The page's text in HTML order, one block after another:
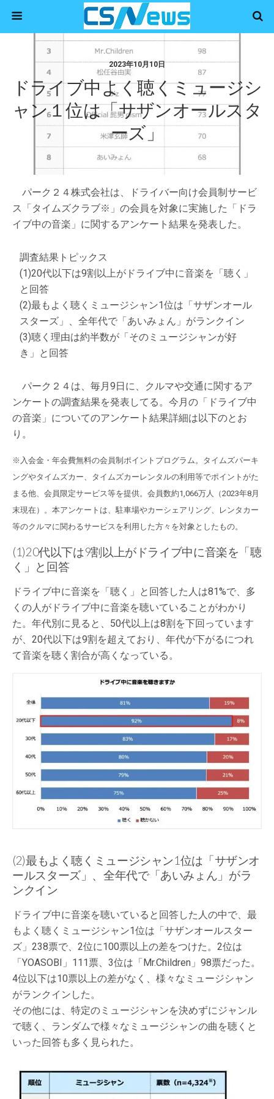
2023年10月10日
ドライブ中よく聴くミュージシ
ャン１位は「サザンオールスタ
ーズ」
パーク２４株式会社は、ドライバー向け会員制サービ
ス「タイムズクラブ※」の会員を対象に実施した「ドラ
イブ中の音楽」に関するアンケート結果を発表した。
調査結果トピックス
(1)20代以下は9割以上がドライブ中に音楽を「聴く」
と回答
(2)最もよく聴くミュージシャン1位は「サザンオール
スターズ」、全年代で「あいみょん」がランクイン
(3)聴く理由は約半数が「そのミュージシャンが好
き」と回答
パーク２４は、毎月9日に、クルマや交通に関するア
ンケートの調査結果を発表してる。今月の「ドライブ中
の音楽」についてのアンケート結果詳細は以下のとお
り。
※入会金・年会費無料の会員制ポイントプログラム。タイムズパーキ
ングやタイムズカー、タイムズカーレンタルの利用等でポイントがた
まる他、会員限定サービス等を提供。会員数約1,066万人（2023年8月
末現在）。本アンケートは、駐車場やカーシェアリング、レンタカー
等のクルマに関わるサービスを利用した方々を対象としたもの。
(1)20代以下は9割以上がドライブ中に音楽を「聴
く」と回答
ドライブ中に音楽を「聴く」と回答した人は81%で、多
くの人がドライブ中に音楽を聴いていることがわかり
た。年代別に見ると、50代以上は8割を下回っています
が、20代以下は9割を超えており、年代が下がるにつれ
て音楽を聴く割合が高くなっている。
(2)最もよく聴くミュージシャン1位は「サザンオ
ールスターズ」、全年代で「あいみょん」がラ
ンクイン
ドライブ中に音楽を聴いていると回答した人の中で、最
もよく聴くミュージシャン1位は「サザンオールスター
ズ」238票で、2位に100票以上の差をつけた。2位は
「YOASOBI」111票、3位は「Mr.Children」98票だった。
4位以下は10票以上の差がなく、様々なミュージシャン
がランクインした。
その他には、特定のミュージシャンを決めずにジャンル
で聴く、ランダムで様々なミュージシャンの曲を聴くと
いった回答も多く見られた。